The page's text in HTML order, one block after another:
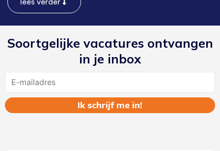
Soortgelijke vacatures ontvangen
in je inbox